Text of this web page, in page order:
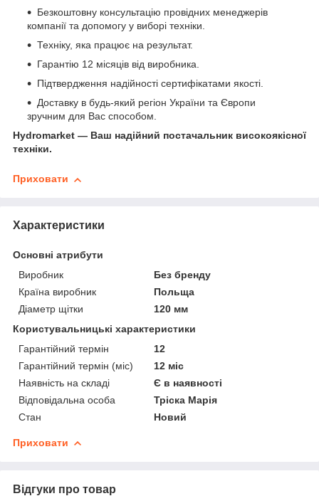
Безкоштовну консультацію провідних менеджерів
компанії та допомогу у виборі техніки.
Техніку, яка працює на результат.
Гарантію 12 місяців від виробника.
Підтвердження надійності сертифікатами якості.
Доставку в будь-який регіон України та Європи
зручним для Вас способом.
Hydromarket — Ваш надійний постачальник високоякісної
техніки.
Приховати
Характеристики
Основні атрибути
Виробник
Без бренду
Країна виробник
Польща
Діаметр щітки
120 мм
Користувальницькі характеристики
Гарантійний термін
12
Гарантійний термін (міс)
12 міс
Наявність на складі
Є в наявності
Відповідальна особа
Тріска Марія
Стан
Новий
Приховати
Відгуки про товар